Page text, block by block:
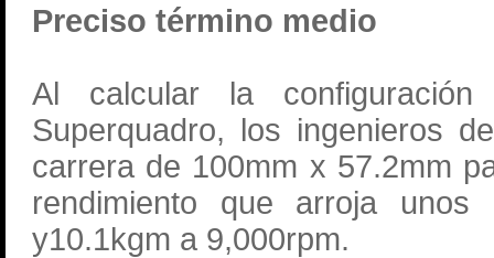
Preciso término medio
Al calcular la
Superquadro, los ingenieros
carrera de 100mm x 57.2mm
rendimiento que arroja unos
y10.1kgm a 9,000rpm.